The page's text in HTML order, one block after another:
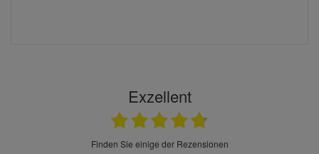
Exzellent
finden Sie einige der Rezensionen